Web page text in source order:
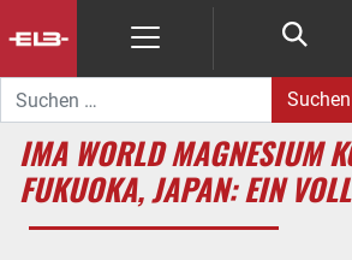
Suche nach:
IMA WORLD MAGNESIUM
FUKUOKA, JAPAN: EIN